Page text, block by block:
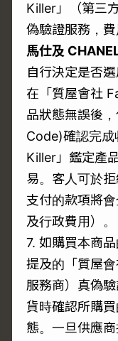
Killer」（第三
偽驗證服務，
馬仕及
自行決定是否
在「質屋會社
品狀態無誤後
Code)確認完
Killer」鑑定產
易。客人可於
支付的款項將
及行政費用）。
7. 如購買本商
提及的「質屋
服務商）真偽
貨時確認所購
態。一旦供應